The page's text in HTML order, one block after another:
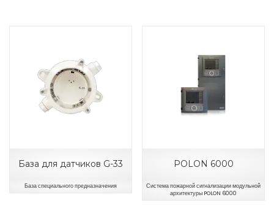
База для датчиков G-33
База специального предназначения
POLON 6000
Система пожарной сигнализации модульной
архитектуры POLON 6000